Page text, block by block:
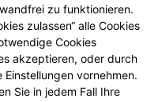
zu funktionieren.
zulassen“ alle Cookies
Cookies
akzeptieren, oder durch
vornehmen.
Sie in jedem Fall Ihre